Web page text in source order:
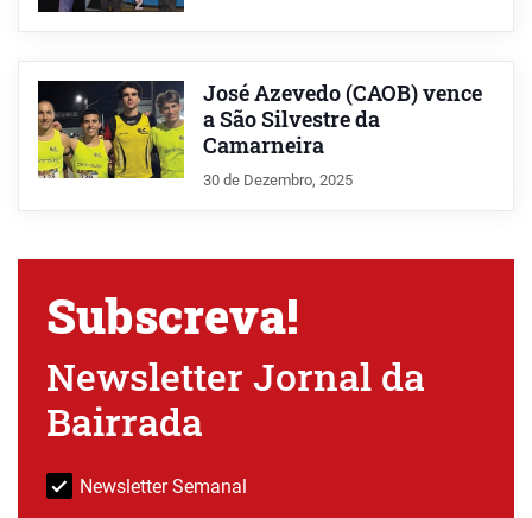
José Azevedo (CAOB) vence
a São Silvestre da
Camarneira
30 de Dezembro, 2025
Subscreva!
Newsletter Jornal da
Bairrada
Newsletter Semanal